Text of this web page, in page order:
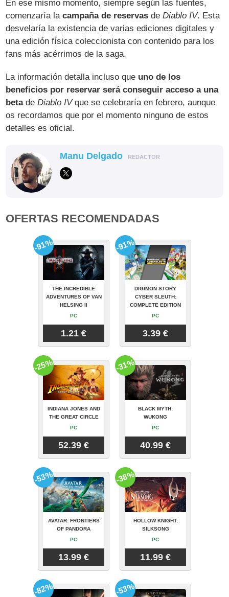
En ese mismo momento, siempre según las fuentes,
comenzaría lacampaña de reservas deDiablo IV. Esta
desvelaría la existencia de varias ediciones digitales y
una edición física coleccionista con contenido para los
fans más acérrimos de la saga.
La información detalla incluso que uno de los
beneficios por reservar será conseguir acceso a una
betadeDiablo IVque se celebraría en febrero, aunque
os recordamos que por el momento ninguno de estos
detalles es oficial.
Manu Delgado REDACTOR
OFERTAS RECOMENDADAS
THE INCREDIBLE
ADVENTURES OF VAN
HELSING II
PC
1.21 €
-91%
DIGIMON STORY
CYBER SLEUTH:
COMPLETE EDITION
PC
3.39 €
-91%
INDIANA JONES AND
THE GREAT CIRCLE
PC
52.39 €
-25%
BLACK MYTH:
WUKONG
PC
40.99 €
-31%
AVATAR: FRONTIERS
OF PANDORA
PC
13.99 €
-53%
HOLLOW KNIGHT:
SILKSONG
PC
11.99 €
-38%
-82% -53%